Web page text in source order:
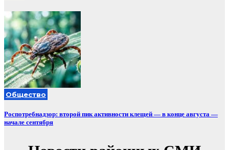
Общество
Роспотребнадзор: второй пик активности клещей — в конце августа —
начале сентября